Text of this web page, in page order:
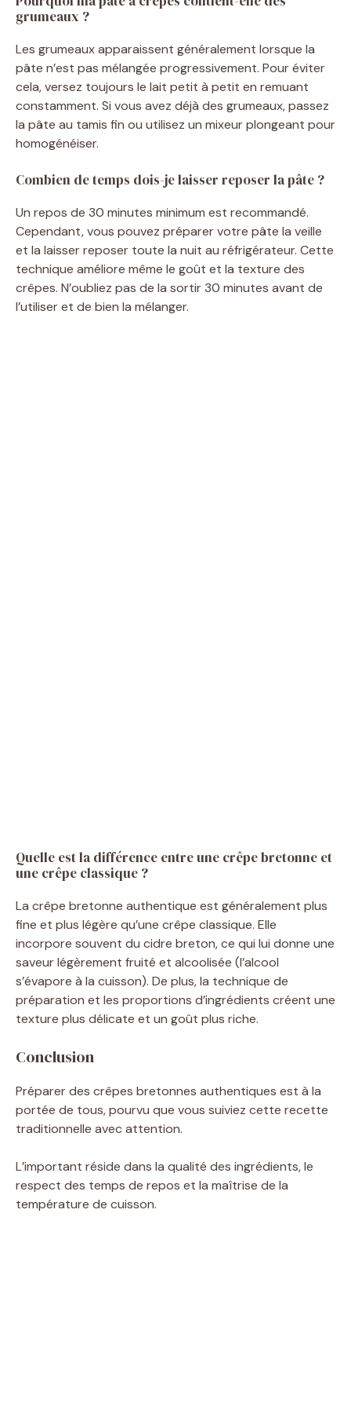
grumeaux ?
Les grumeaux apparaissent généralement lorsque la
pâte n’est pas mélangée progressivement. Pour éviter
cela, versez toujours le lait petit à petit en remuant
constamment. Si vous avez déjà des grumeaux, passez
la pâte au tamis fin ou utilisez un mixeur plongeant pour
homogénéiser.
Combien de temps dois-je laisser reposer la pâte ?
Un repos de 30 minutes minimum est recommandé.
Cependant, vous pouvez préparer votre pâte la veille
et la laisser reposer toute la nuit au réfrigérateur. Cette
technique améliore même le goût et la texture des
crêpes. N’oubliez pas de la sortir 30 minutes avant de
l’utiliser et de bien la mélanger.
Quelle est la différence entre une crêpe bretonne et
une crêpe classique ?
La crêpe bretonne authentique est généralement plus
fine et plus légère qu’une crêpe classique. Elle
incorpore souvent du cidre breton, ce qui lui donne une
saveur légèrement fruité et alcoolisée (l’alcool
s’évapore à la cuisson). De plus, la technique de
préparation et les proportions d’ingrédients créent une
texture plus délicate et un goût plus riche.
Conclusion
Préparer des crêpes bretonnes authentiques est à la
portée de tous, pourvu que vous suiviez cette recette
traditionnelle avec attention.
L’important réside dans la qualité des ingrédients, le
respect des temps de repos et la maîtrise de la
température de cuisson.